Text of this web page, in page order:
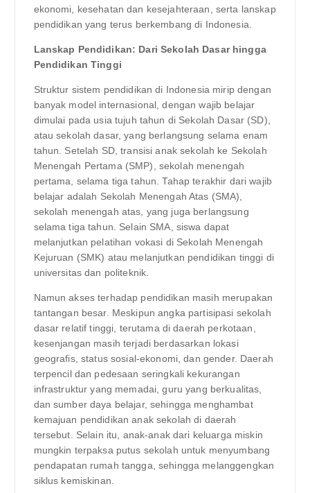
ekonomi, kesehatan dan kesejahteraan, serta lanskap
pendidikan yang terus berkembang di Indonesia.
Lanskap Pendidikan: Dari Sekolah Dasar hingga
Pendidikan Tinggi
Struktur sistem pendidikan di Indonesia mirip dengan
banyak model internasional, dengan wajib belajar
dimulai pada usia tujuh tahun di Sekolah Dasar (SD),
atau sekolah dasar, yang berlangsung selama enam
tahun. Setelah SD, transisi anak sekolah ke Sekolah
Menengah Pertama (SMP), sekolah menengah
pertama, selama tiga tahun. Tahap terakhir dari wajib
belajar adalah Sekolah Menengah Atas (SMA),
sekolah menengah atas, yang juga berlangsung
selama tiga tahun. Selain SMA, siswa dapat
melanjutkan pelatihan vokasi di Sekolah Menengah
Kejuruan (SMK) atau melanjutkan pendidikan tinggi di
universitas dan politeknik.
Namun akses terhadap pendidikan masih merupakan
tantangan besar. Meskipun angka partisipasi sekolah
dasar relatif tinggi, terutama di daerah perkotaan,
kesenjangan masih terjadi berdasarkan lokasi
geografis, status sosial-ekonomi, dan gender. Daerah
terpencil dan pedesaan seringkali kekurangan
infrastruktur yang memadai, guru yang berkualitas,
dan sumber daya belajar, sehingga menghambat
kemajuan pendidikan anak sekolah di daerah
tersebut. Selain itu, anak-anak dari keluarga miskin
mungkin terpaksa putus sekolah untuk menyumbang
pendapatan rumah tangga, sehingga melanggengkan
siklus kemiskinan.